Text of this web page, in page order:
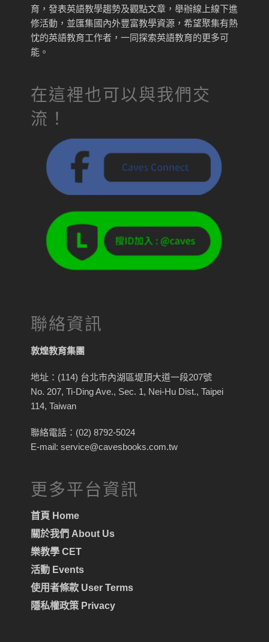
育，發表英語教學趨勢及觀點文章，舉辦線上線下進
修活動，並匯集國內外豐富教學資源，希望聚集有熱
忱的英語教育工作者，一同探索英語教育的更多可
能。
在這裡也可以與我們交
流！
聯絡資訊
敦煌教育集團
地址：(114) 台北市內湖區堤頂大道一段207號
No. 207, Ti-Ding Ave., Sec. 1, Nei-Hu Dist., Taipei
114, Taiwan
聯絡電話：(02) 8792-5024
E-mail: service@cavesbooks.com.tw
更多平台資訊
首頁 Home
關於我們 About Us
樂教學 CET
活動 Events
使用者條款 User Terms
隱私權政策 Privacy